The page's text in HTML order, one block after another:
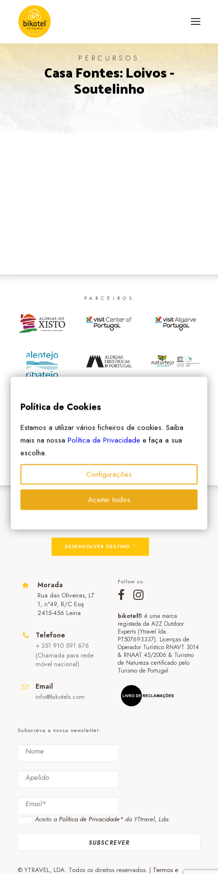
SOBRE NÓS
PERCURSOS
Casa Fontes: Loivos -
Soutelinho
PARCEIROS
DESENVOLVER DESTINO
Morada
Rua das Oliveiras, LT
1, n°49, R/C Esq
2415-456 Leiria
Telefone
+ 351 910 591 676
(Chamada para rede
móvel nacional)
Email
info@bikotels.com
Follow us:
bikotel® é uma marca
registada da A2Z Outdoor
Experts (Ytravel lda.
PT507693337). Licenças de
Operador Turístico RNAVT 3014
& RNAAT 45/2006 & Turismo
de Natureza certificado pelo
Turismo de Portugal
Subscreva a nossa newsletter:
Aceito a Política de Privacidade* da YTtravel, Lda.
© YTRAVEL, LDA. Todos os direitos reservados. | Termos e
Política de Cookies
Estamos a utilizar vários ficheiros de cookies. Saiba
mais na nossaPolítica de Privacidade e faça a sua
escolha.
Configurações
Aceitar todos